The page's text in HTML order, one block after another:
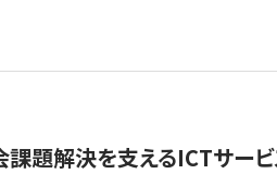
題解決を支えるICTサー